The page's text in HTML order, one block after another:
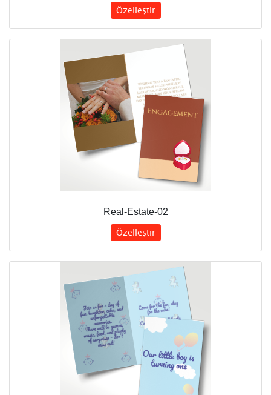
Özelleştir
Real-Estate-02
Özelleştir